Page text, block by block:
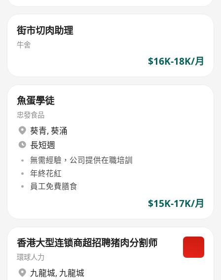
街市切肉助理
牛舍
$16K-18K/月
魚蛋學徒
忠發食品
葵青, 葵涌
長短週
無需經驗，公司提供在職培訓
年終花紅
員工免費膳食
$15K-17K/月
香港大型连锁商超招聘猪肉分割师
環球人力
九龍城, 九龍城